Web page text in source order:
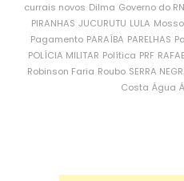
currais novos Dilma Governo do RN
PIRANHAS JUCURUTU LULA
Pagamento PARAÍBA PARELHAS
POLÍCIA MILITAR Política PRF
Robinson Faria Roubo SERRA
Costa Água